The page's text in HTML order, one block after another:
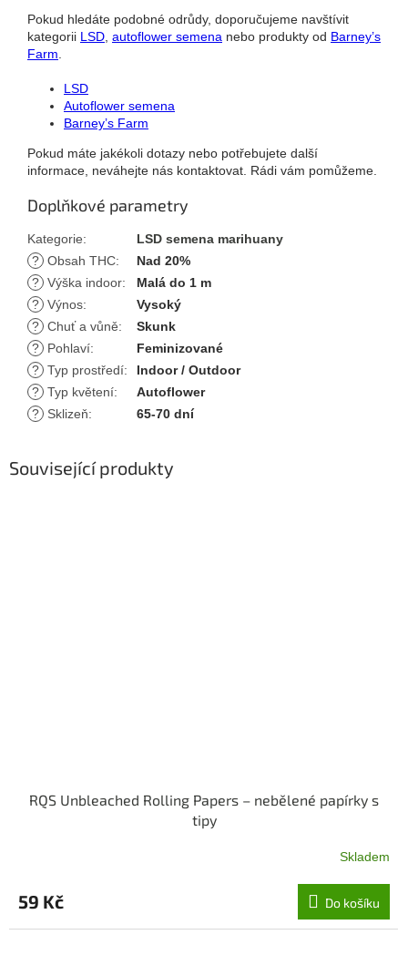
Pokud hledáte podobné odrůdy, doporučujeme navštívit
kategorii LSD autoflower semena nebo produkty od Barney’s
Farm
LSD
Autoflower semena
Barney’s Farm
Pokud máte jakékoli dotazy nebo potřebujete další
informace, neváhejte nás kontaktovat. Rádi vám pomůžeme.
Doplňkové parametry
Kategorie:
LSD semena marihuany
? Obsah THC:
Nad 20%
? Výška indoor:
Malá do 1 m
? Výnos:
Vysoký
? Chuť a vůně:
Skunk
?
Pohlaví:
Feminizované
? Typ prostředí:
Indoor / Outdoor
? Typ květení:
Autoflower
?
Sklizeň: 65-70 dní
Související produkty
RQS Unbleached Rolling Papers – nebělené papírky s
tipy
Skladem
59 Kč Do košíku